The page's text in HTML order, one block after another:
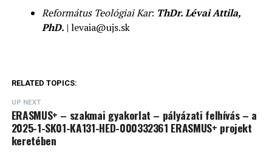
Református Teológiai Kar: ThDr. Lévai Attila,
PhD. | levaia@ujs.sk
RELATED TOPICS:
UP NEXT
ERASMUS+ – szakmai gyakorlat – pályázati felhívás – a
2025-1-SK01-KA131-HED-000332361 ERASMUS+ projekt
keretében